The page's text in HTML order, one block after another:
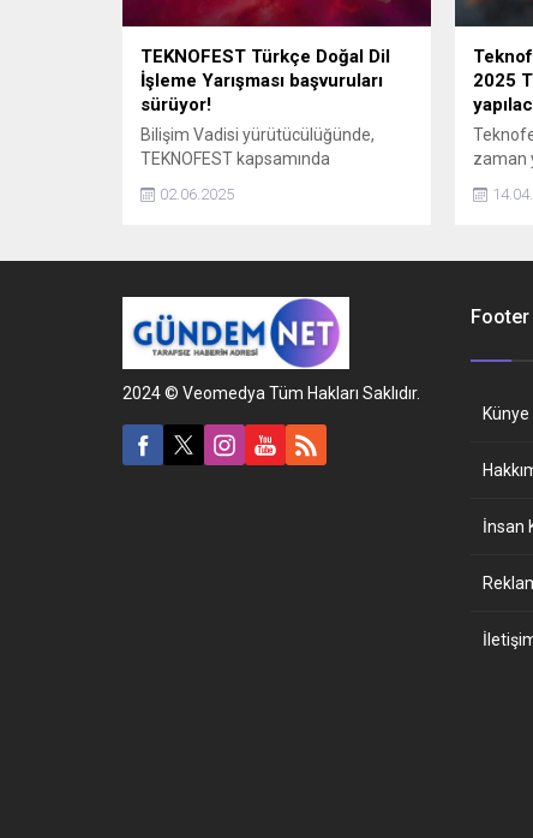
TEKNOFEST Türkçe Doğal Dil
İşleme Yarışması başvuruları
sürüyor!
Bilişim Vadisi yürütücülüğünde,
TEKNOFEST kapsamında
İşleme Yarışması için başvurular 15
02.06.2025
2025
zaman
2024 © Veomedya Tüm Hakları Saklıdır.
Footer
Künye
İnsan